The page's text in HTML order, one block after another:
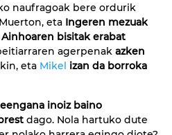
naufragoak bere ordurik
eta Ingeren mezuak
Ainhoaren bisitak erabat
agerpenak azken
eta Mikel izan da borroka
inoiz baino
dago. Nola hartuko dute